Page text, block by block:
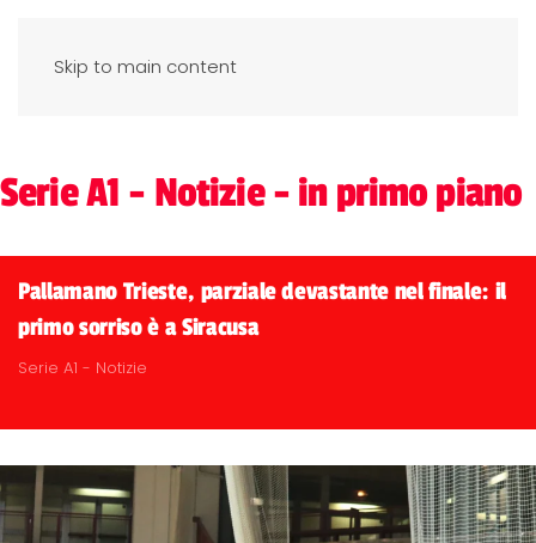
Skip to main content
Serie A1 - Notizie - in primo piano
Pallamano Trieste, parziale devastante nel finale: il
primo sorriso è a Siracusa
Serie A1 - Notizie